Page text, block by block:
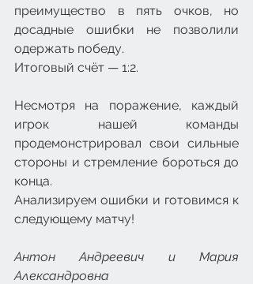
преимущество в пять очков, но
досадные ошибки не позволили
одержать победу.
Итоговый счёт — 1:2.
Несмотря на поражение, каждый
игрок нашей команды
продемонстрировал свои сильные
стороны и стремление бороться до
конца.
Анализируем ошибки и готовимся к
следующему матчу!
Антон Андреевич и Мария
Александровна